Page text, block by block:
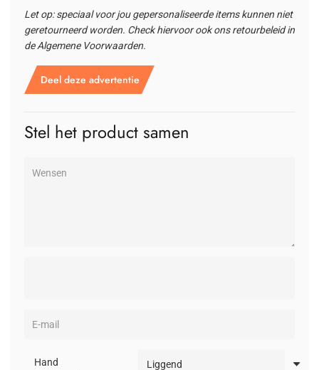
Let op: speciaal voor jou gepersonaliseerde items kunnen niet
geretourneerd worden. Check hiervoor ook ons retourbeleid in
de Algemene Voorwaarden.
Deel deze advertentie
Stel het product samen
Hand